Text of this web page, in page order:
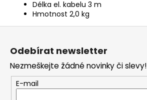
Délka el. kabelu 3 m
Hmotnost 2,0 kg
Z
Odebírat newsletter
Nezmeškejte žádné novinky či slevy!
E-mail